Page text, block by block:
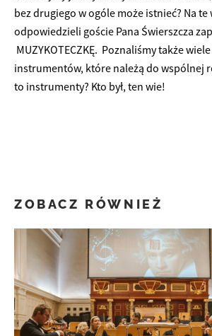
bez drugiego w ogóle może istnieć? Na
odpowiedzieli goście Pana Świerszcza
MUZYKOTECZKĘ. Poznaliśmy także
instrumentów, które należą do wspólnej
to instrumenty? Kto był, ten wie!
ZOBACZ RÓWNIEŻ